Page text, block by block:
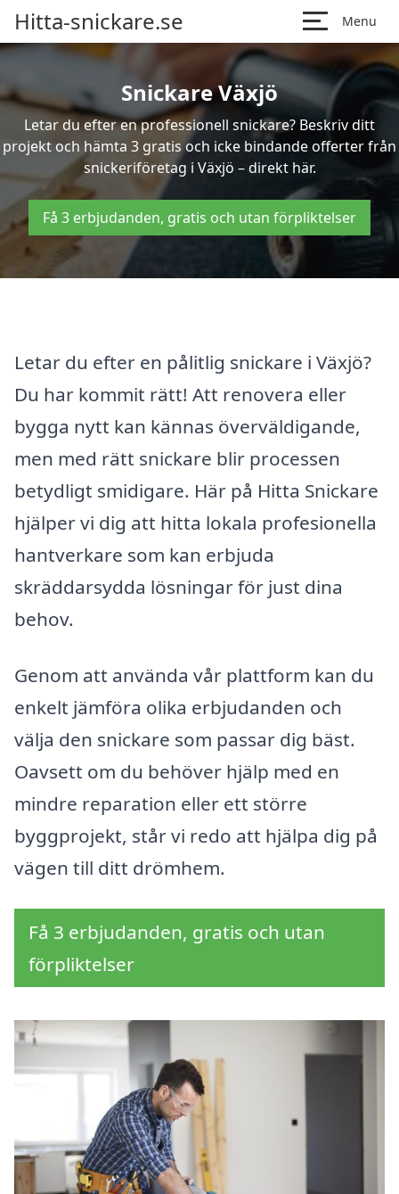
Hitta-snickare.se Menu
Snickare Växjö
Letar du efter en professionell snickare? Beskriv ditt
projekt och hämta 3 gratis och icke bindande offerter från
snickeriföretag i Växjö – direkt här.
Få 3 erbjudanden, gratis och utan förpliktelser
Letar du efter en pålitlig snickare i Växjö?
Du har kommit rätt! Att renovera eller
bygga nytt kan kännas överväldigande,
men med rätt snickare blir processen
betydligt smidigare. Här på Hitta Snickare
hjälper vi dig att hitta lokala profesionella
hantverkare som kan erbjuda
skräddarsydda lösningar för just dina
behov.
Genom att använda vår plattform kan du
enkelt jämföra olika erbjudanden och
välja den snickare som passar dig bäst.
Oavsett om du behöver hjälp med en
mindre reparation eller ett större
byggprojekt, står vi redo att hjälpa dig på
vägen till ditt drömhem.
Få 3 erbjudanden, gratis och utan
förpliktelser